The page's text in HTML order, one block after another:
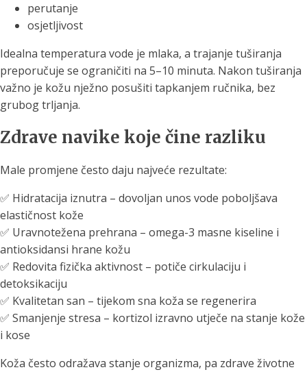
perutanje
osjetljivost
Idealna temperatura vode je mlaka, a trajanje tuširanja
preporučuje se ograničiti na 5–10 minuta. Nakon tuširanja
važno je kožu nježno posušiti tapkanjem ručnika, bez
grubog trljanja.
Zdrave navike koje čine razliku
Male promjene često daju najveće rezultate:
✅ Hidratacija iznutra – dovoljan unos vode poboljšava
elastičnost kože
✅ Uravnotežena prehrana – omega-3 masne kiseline i
antioksidansi hrane kožu
✅ Redovita fizička aktivnost – potiče cirkulaciju i
detoksikaciju
✅ Kvalitetan san – tijekom sna koža se regenerira
✅ Smanjenje stresa – kortizol izravno utječe na stanje kože
i kose
Koža često odražava stanje organizma, pa zdrave životne